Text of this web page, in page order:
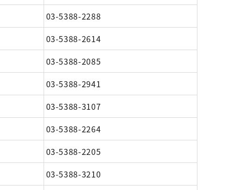
03-5388-2288
03-5388-2614
03-5388-2085
03-5388-2941
03-5388-3107
03-5388-2264
03-5388-2205
03-5388-3210